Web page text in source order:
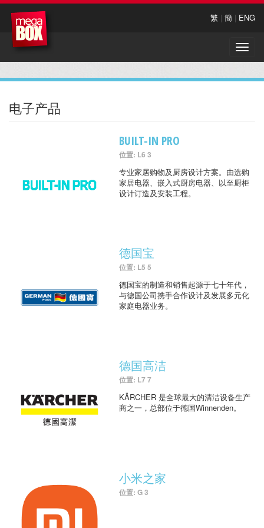
繁 | 簡 | ENG
Toggle
电子产品
BUILT-IN PRO
位置: L6 3
专业家居购物及厨房设计方案。由选购
家居电器、嵌入式厨房电器、以至厨柜
设计订造及安装工程。
德国宝
位置: L5 5
德国宝的制造和销售起源于七十年代，
与德国公司携手合作设计及发展多元化
家庭电器业务。
德国高洁
位置: L7 7
KÄRCHER 是全球最大的清洁设备生产
商之一，总部位于德国Winnenden。
小米之家
位置: G 3